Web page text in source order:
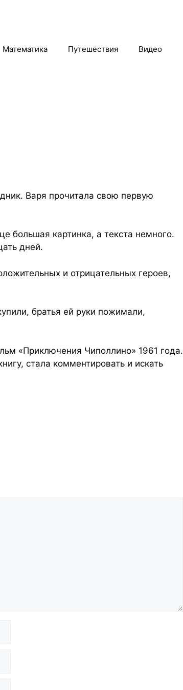
Математика Путешествия Видео
Варя прочитала свою первую
большая картинка, а текста немного.
дней.
и отрицательных героев,
братья ей руки пожимали,
«Приключения Чиполлино» 1961 года.
стала комментировать и искать